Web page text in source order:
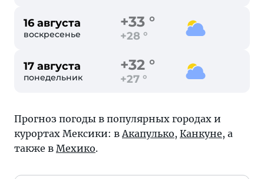
16 августа
воскресенье
+33 °
+28 °
17 августа
понедельник
+32 °
+27 °
Прогноз погоды в популярных городах и
курортах Мексики: вАкапулько, Канкуне, а
также в Мехико.